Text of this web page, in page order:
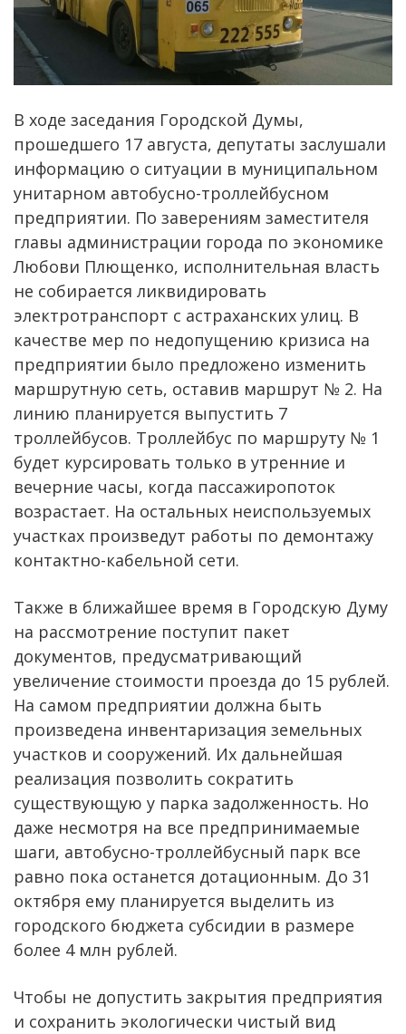
В ходе заседания Городской Думы,
прошедшего 17 августа, депутаты заслушали
информацию о ситуации в муниципальном
унитарном автобусно-троллейбусном
предприятии. По заверениям заместителя
главы администрации города по экономике
Любови Плющенко, исполнительная власть
не собирается ликвидировать
электротранспорт с астраханских улиц. В
качестве мер по недопущению кризиса на
предприятии было предложено изменить
маршрутную сеть, оставив маршрут № 2. На
линию планируется выпустить 7
троллейбусов. Троллейбус по маршруту № 1
будет курсировать только в утренние и
вечерние часы, когда пассажиропоток
возрастает. На остальных неиспользуемых
участках произведут работы по демонтажу
контактно-кабельной сети.
Также в ближайшее время в Городскую Думу
на рассмотрение поступит пакет
документов, предусматривающий
увеличение стоимости проезда до 15 рублей.
На самом предприятии должна быть
произведена инвентаризация земельных
участков и сооружений. Их дальнейшая
реализация позволить сократить
существующую у парка задолженность. Но
даже несмотря на все предпринимаемые
шаги, автобусно-троллейбусный парк все
равно пока останется дотационным. До 31
октября ему планируется выделить из
городского бюджета субсидии в размере
более 4 млн рублей.
Чтобы не допустить закрытия предприятия
и сохранить экологически чистый вид